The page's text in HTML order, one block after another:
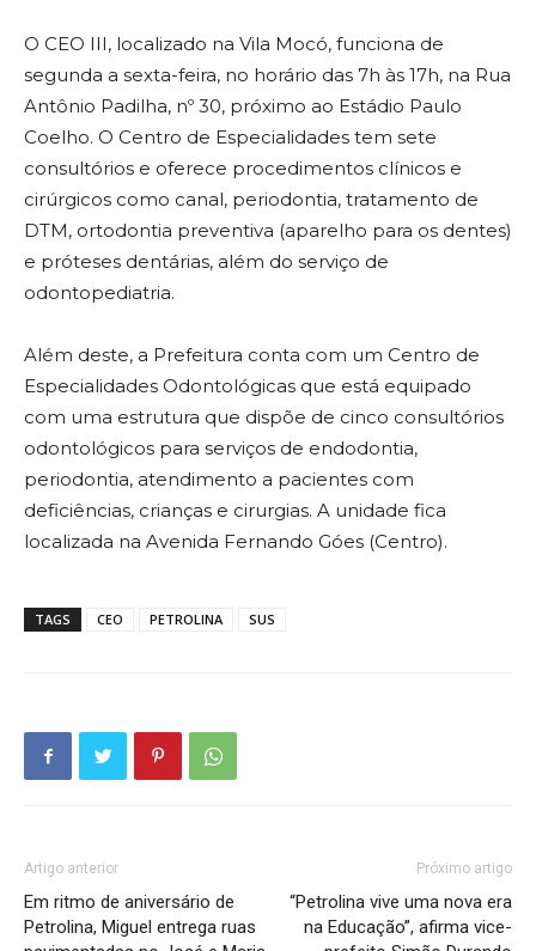
O CEO III, localizado na Vila Mocó, funciona de
segunda a sexta-feira, no horário das 7h às 17h, na Rua
Antônio Padilha, nº 30, próximo ao Estádio Paulo
Coelho. O Centro de Especialidades tem sete
consultórios e oferece procedimentos clínicos e
cirúrgicos como canal, periodontia, tratamento de
DTM, ortodontia preventiva (aparelho para os dentes)
e próteses dentárias, além do serviço de
odontopediatria.
Além deste, a Prefeitura conta com um Centro de
Especialidades Odontológicas que está equipado
com uma estrutura que dispõe de cinco consultórios
odontológicos para serviços de endodontia,
periodontia, atendimento a pacientes com
deficiências, crianças e cirurgias. A unidade fica
localizada na Avenida Fernando Góes (Centro).
TAGS CEO PETROLINA SUS
Artigo anterior
Em ritmo de aniversário de
Petrolina, Miguel entrega ruas
Próximo artigo
“Petrolina vive uma nova era
na Educação”, afirma vice-